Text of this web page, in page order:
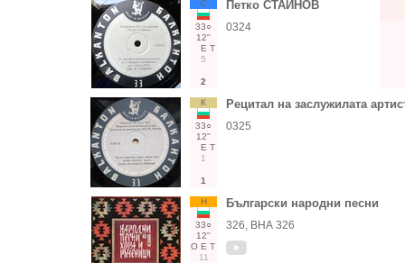
С
33○
12"
Е Т
5
2
Петко СТАЙНОВ
0324
К
33○
12"
Е Т
1
1
Рецитал на заслужилата
0325
Н
33○
12"
О Е Т
11
Български народни песни
326, ВНА 326